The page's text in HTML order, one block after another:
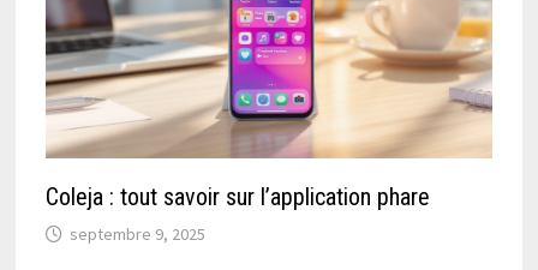
Coleja : tout savoir sur l’application phare
septembre 9, 2025